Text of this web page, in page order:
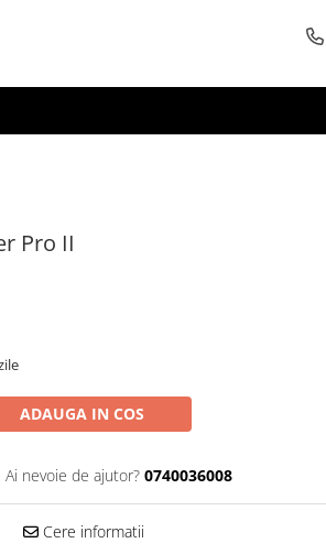
Pro II
ADAUGA IN COS
Ai nevoie de ajutor? 0740036008
Cere informatii